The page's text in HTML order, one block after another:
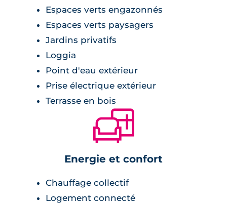
Espaces verts engazonnés
Espaces verts paysagers
Jardins privatifs
Loggia
Point d'eau extérieur
Prise électrique extérieur
Terrasse en bois
🛋
Energie et confort
Chauffage collectif
Logement connecté